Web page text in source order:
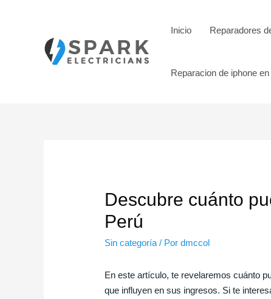
Inicio Reparadores
Reparacion de iphone
Descubre cuánto
Perú
Sin categoría / Pordmccol
En este artículo, te revelaremos cuánto
que influyen en sus ingresos. Si te